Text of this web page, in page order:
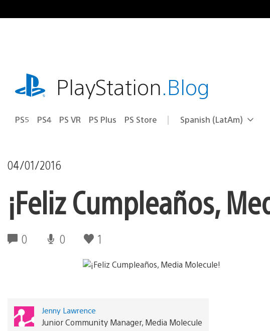
al
playstation.comPlayStation.Blog
PS5 PS4 PS VR PS Plus PS Store Elige
Región
Spanish (LatAm)
04/01/2016
¡Feliz Cumpleaños,
0 0 1
Jenny Lawrence
Junior Community Manager, Media Molecule